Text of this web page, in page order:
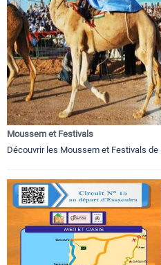
Moussem et Festivals
Découvrir les Moussem et Festivals de